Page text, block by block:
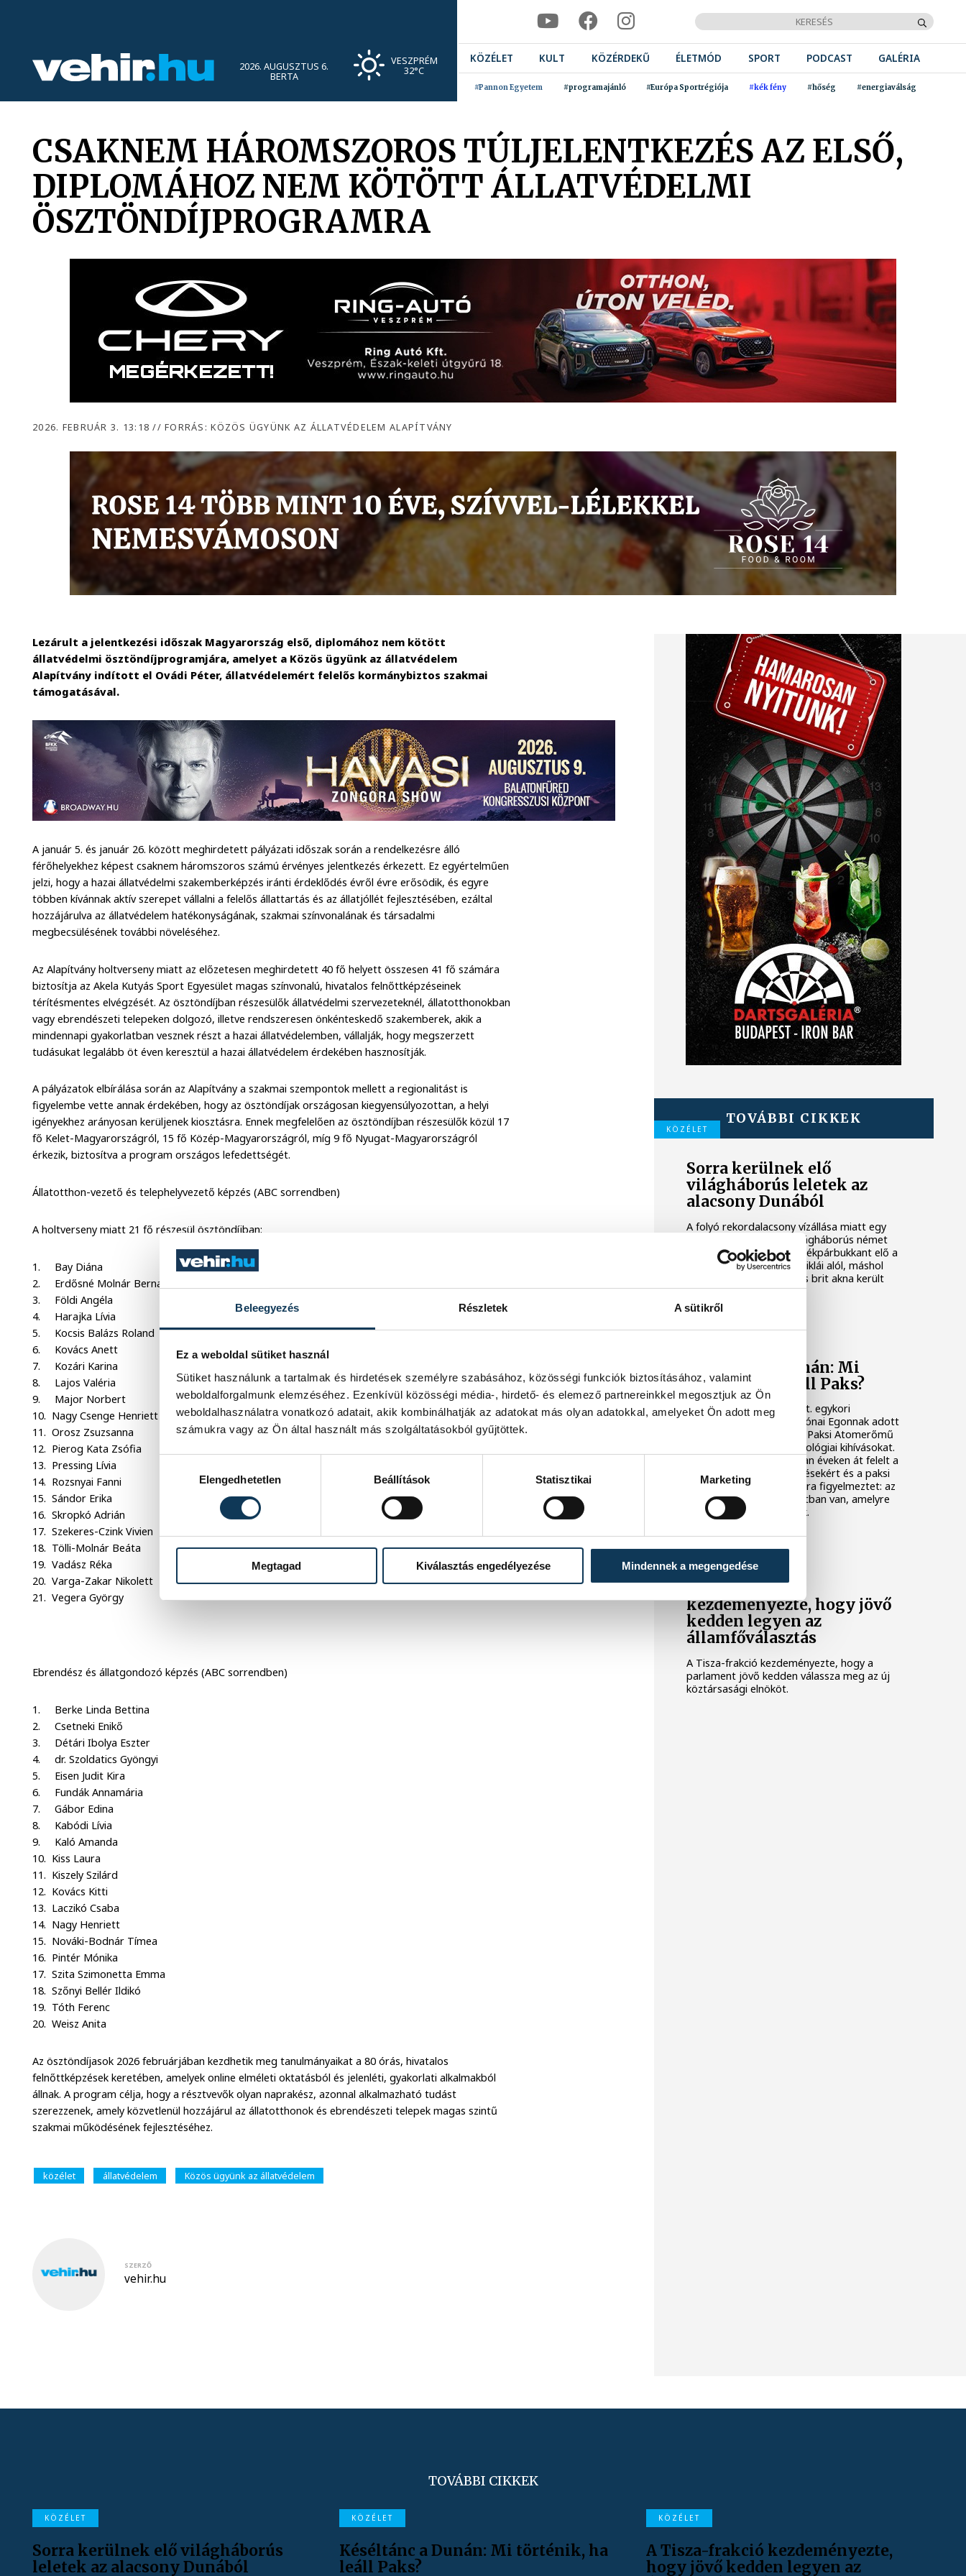
Beleegyezés Részletek A sütikről
Ez a weboldal sütiket használ
Sütiket használunk a tartalmak és hirdetések személyre szabásához, közösségi funkciók biztosításához, valamint
weboldalforgalmunk elemzéséhez. Ezenkívül közösségi média-, hirdető- és elemező partnereinkkel megosztjuk az Ön
weboldalhasználatra vonatkozó adatait, akik kombinálhatják az adatokat más olyan adatokkal, amelyeket Ön adott meg
számukra vagy az Ön által használt más szolgáltatásokból gyűjtöttek.
Elengedhetetlen
Beállítások Statisztikai Marketing
Megtagad Kiválasztás engedélyezése Mindennek a megengedése
2026. AUGUSZTUS 6.
BERTA
VESZPRÉM
32°C
KÖZÉLET KULT KÖZÉRDEKŰ ÉLETMÓD SPORT PODCAST GALÉRIA
#Pannon Egyetem #programajánló #Európa Sportrégiója #kék fény #hőség #energiaválság
CSAKNEM HÁROMSZOROS TÚLJELENTKEZÉS AZ ELSŐ,
DIPLOMÁHOZ NEM KÖTÖTT ÁLLATVÉDELMI
ÖSZTÖNDÍJPROGRAMRA
2026. FEBRUÁR 3. 13:18// FORRÁS: KÖZÖS ÜGYÜNK AZ ÁLLATVÉDELEM ALAPÍTVÁNY
Lezárult a jelentkezési időszak Magyarország első, diplomához nem kötött
állatvédelmi ösztöndíjprogramjára, amelyet a Közös ügyünk az állatvédelem
Alapítvány indított el Ovádi Péter, állatvédelemért felelős kormánybiztos szakmai
támogatásával.
A január 5. és január 26. között meghirdetett pályázati időszak során a rendelkezésre álló
férőhelyekhez képest csaknem háromszoros számú érvényes jelentkezés érkezett. Ez egyértelműen
jelzi, hogy a hazai állatvédelmi szakemberképzés iránti érdeklődés évről évre erősödik, és egyre
többen kívánnak aktív szerepet vállalni a felelős állattartás és az állatjóllét fejlesztésében, ezáltal
hozzájárulva az állatvédelem hatékonyságának, szakmai színvonalának és társadalmi
megbecsülésének további növeléséhez.
Az Alapítvány holtverseny miatt az előzetesen meghirdetett 40 fő helyett összesen 41 fő számára
biztosítja az Akela Kutyás Sport Egyesület magas színvonalú, hivatalos felnőttképzéseinek
térítésmentes elvégzését. Az ösztöndíjban részesülők állatvédelmi szervezeteknél, állatotthonokban
vagy ebrendészeti telepeken dolgozó, illetve rendszeresen önkénteskedő szakemberek, akik a
mindennapi gyakorlatban vesznek részt a hazai állatvédelemben, vállalják, hogy megszerzett
tudásukat legalább öt éven keresztül a hazai állatvédelem érdekében hasznosítják.
A pályázatok elbírálása során az Alapítvány a szakmai szempontok mellett a regionalitást is
figyelembe vette annak érdekében, hogy az ösztöndíjak országosan kiegyensúlyozottan, a helyi
igényekhez arányosan kerüljenek kiosztásra. Ennek megfelelően az ösztöndíjban részesülők közül 17
fő Kelet-Magyarországról, 15 fő Közép-Magyarországról, míg 9 fő Nyugat-Magyarországról
érkezik, biztosítva a program országos lefedettségét.
Állatotthon-vezető és telephelyvezető képzés (ABC sorrendben)
A holtverseny miatt 21 fő részesül ösztöndíjban:
1. Bay Diána
2. Erdősné Molnár Bernadett
3. Földi Angéla
4. Harajka Lívia
5. Kocsis Balázs Roland
6. Kovács Anett
7. Kozári Karina
8. Lajos Valéria
9. Major Norbert
10. Nagy Csenge Henriett
11. Orosz Zsuzsanna
12. Pierog Kata Zsófia
13. Pressing Lívia
14. Rozsnyai Fanni
15. Sándor Erika
16. Skropkó Adrián
17. Szekeres-Czink Vivien
18. Tölli-Molnár Beáta
19. Vadász Réka
20. Varga-Zakar Nikolett
21. Vegera György
Ebrendész és állatgondozó képzés (ABC sorrendben)
1. Berke Linda Bettina
2. Csetneki Enikő
3. Détári Ibolya Eszter
4. dr. Szoldatics Gyöngyi
5. Eisen Judit Kira
6. Fundák Annamária
7. Gábor Edina
8. Kabódi Lívia
9. Kaló Amanda
10. Kiss Laura
11. Kiszely Szilárd
12. Kovács Kitti
13. Laczikó Csaba
14. Nagy Henriett
15. Nováki-Bodnár Tímea
16. Pintér Mónika
17. Szita Szimonetta Emma
18. Szőnyi Bellér Ildikó
19. Tóth Ferenc
20. Weisz Anita
Az ösztöndíjasok 2026 februárjában kezdhetik meg tanulmányaikat a 80 órás, hivatalos
felnőttképzések keretében, amelyek online elméleti oktatásból és jelenléti, gyakorlati alkalmakból
állnak. A program célja, hogy a résztvevők olyan naprakész, azonnal alkalmazható tudást
szerezzenek, amely közvetlenül hozzájárul az állatotthonok és ebrendészeti telepek magas szintű
szakmai működésének fejlesztéséhez.
közélet állatvédelem Közös ügyünk az állatvédelem
SZERZŐ
vehir.hu
TOVÁBBI CIKKEK
KÖZÉLET
Sorra kerülnek elő
világháborús leletek az
alacsony Dunából
A folyó rekordalacsony vízállása miatt egy
csaknem komplett, II. világháborús német
DKW NZ 350-1 motorkerékpárbukkant elő a
Batthyány téri rakpart sziklái alól, máshol
pedig egy közel féltonnás brit akna került
elő.
KÖZÉLET
Késéltánc a Dunán: Mi
történik, ha leáll Paks?
Mártha Imre, az MVM Zrt. egykori
vezérigazgatója ATV-n Rónai Egonnak adott
interjújában vázolta fel a Paksi Atomerőmű
előtt álló példátlan technológiai kihívásokat.
A szakember, aki korábban éveken át felelt a
hazai energetikai fejlesztésekért és a paksi
blokkok működéséért, arra figyelmeztet: az
erőmű olyan üzemállapotban van, amelyre
eredetileg nem tervezték.
KÖZÉLET
A Tisza-frakció
kezdeményezte, hogy jövő
kedden legyen az
államfőválasztás
A Tisza-frakció kezdeményezte, hogy a
parlament jövő kedden válassza meg az új
köztársasági elnököt.
TOVÁBBI CIKKEK
KÖZÉLET
Sorra kerülnek elő világháborús
leletek az alacsony Dunából
KÖZÉLET
Késéltánc a Dunán: Mi történik, ha
leáll Paks?
KÖZÉLET
A Tisza-frakció kezdeményezte,
hogy jövő kedden legyen az